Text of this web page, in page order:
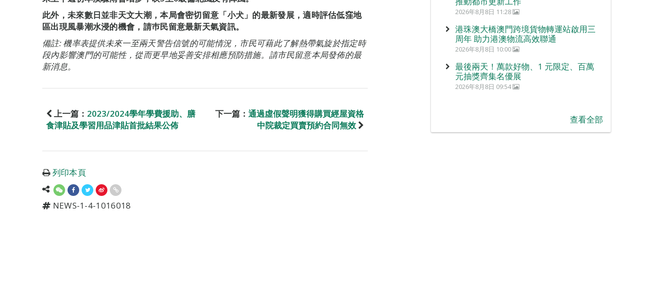
此外，未來數日並非天文大潮，本局會密切留意「小犬」的最新發展，適時評估低窪地
區出現風暴潮水浸的機會，請巿民留意最新天氣資訊。
備註: 機率表提供未來一至兩天警告信號的可能情況，市民可藉此了解熱帶氣旋於指定時
段內影響澳門的可能性，從而更早地妥善安排相應預防措施。請市民留意本局發佈的最
新消息。
上一篇： 2023/2024學年學費援助、膳
食津貼及學習用品津貼首批結果公佈
下一篇： 通過虛假聲明獲得購買經屋資格
中院裁定買賣預約合同無效
列印本頁
NEWS-1-4-1016018
2026年8月8日 11:28
港珠澳大橋澳門跨境貨物轉運站啟用三
周年 助力港澳物流高效聯通
2026年8月8日 10:00
最後兩天！萬款好物、1 元限定、百萬
元抽獎齊集名優展
2026年8月8日 09:54
查看全部